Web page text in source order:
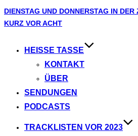
Zum
Inhalt
DIENSTAG UND DONNERSTAG IN
KURZ VOR ACHT
HEISSE TASSE
KONTAKT
ÜBER
SENDUNGEN
PODCASTS
TRACKLISTEN VOR 2023